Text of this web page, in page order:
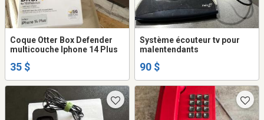
Coque Otter Box Defender
multicouche Iphone 14 Plus
35 $
Système écouteur tv pour
malentendants
90 $